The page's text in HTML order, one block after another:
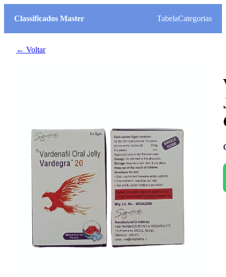
Classificados Master TabelaCategorias
← Voltar